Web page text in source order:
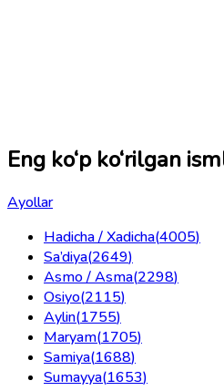
Eng ko‘p ko‘rilgan
Ayollar
Hadicha / Xadicha(4005)
Sa’diya(2649)
Asmo / Asma(2298)
Osiyo(2115)
Aylin(1755)
Maryam(1705)
Samiya(1688)
Sumayya(1653)